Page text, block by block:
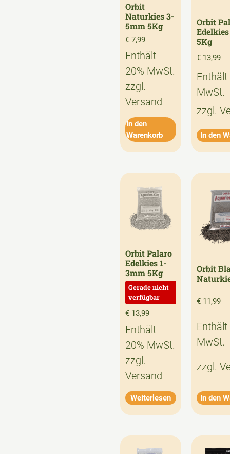
Orbit
Naturkies 3-
5mm 5Kg
€ 7,99
Enthält
20% MwSt.
zzgl.
Versand
In den
Warenkorb
Orbit
5Kg
€ 13,99
Enthält
MwSt.
zzgl.
In den
Orbit Palaro
Edelkies 1-
3mm 5Kg
€ 13,99
Enthält
20% MwSt.
zzgl.
Versand
Weiterlesen
Orbit
€ 11,99
Enthält
MwSt.
zzgl.
In den